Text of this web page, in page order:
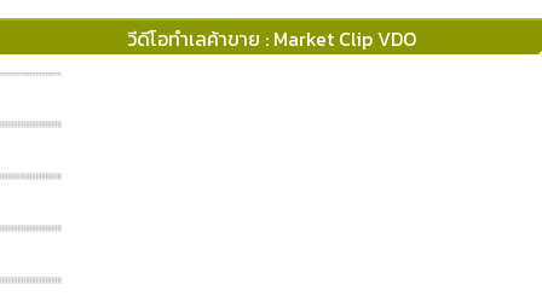
วีดีโอทำเลค้าขาย : Market Clip VDO